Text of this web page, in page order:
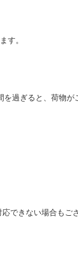
す。
過ぎると、荷物
できない場合もご